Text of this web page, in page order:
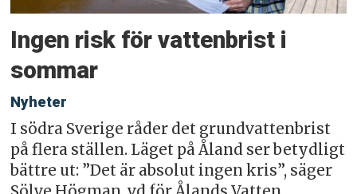
Ingen risk för vattenbrist i
sommar
Nyheter
I södra Sverige råder det grundvattenbrist
på flera ställen. Läget på Åland ser betydligt
bättre ut: ”Det är absolut ingen kris”, säger